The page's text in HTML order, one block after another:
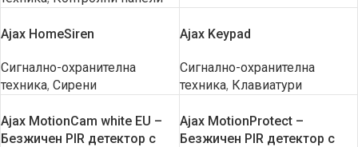
Ajax HomeSiren
Сигнално-охранителна
техника, Сирени
Ajax Keypad
Сигнално-охранителна
техника, Клавиатури
Ajax MotionCam white EU –
Безжичен PIR детектор с
Ajax MotionProtect –
Безжичен PIR детектор с